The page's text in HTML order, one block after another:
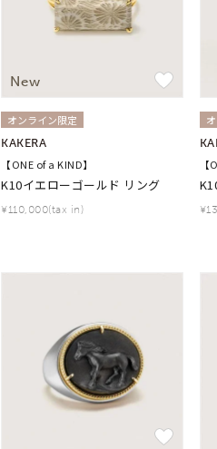
New
オンライン限定
KAKERA
【ONE of a KIND】
K10イエローゴールド リング
¥110,000(tax in)